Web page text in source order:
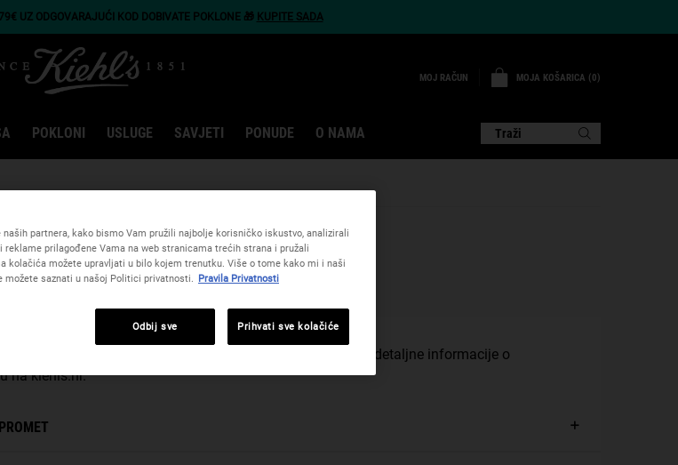
UZ ODGOVARAJUĆI KOD DOBIVATE POKLONE 🎁 KUPITE SADA
MOJ RAČUN MOJA KOŠARICA 0
0 PROIZVOD
POKLONI USLUGE SAVJETI PONUDE O NAMA Traži
NARUDŽBE
Vaše iskustvo s narudžbom učinili što lakšim, pružili smo detaljne informacije o
na kiehls.hr.
partnera, kako bismo Vam pružili najbolje korisničko iskustvo, analizirali
prilagođene Vama na web stranicama trećih strana i pružali
kolačića možete upravljati u bilo kojem trenutku. Više o tome kako mi i naši
saznati u našoj Politici privatnosti.
Pravila Privatnosti
Odbij sve Prihvati sve kolačiće